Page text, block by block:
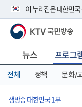
이 누리집은 대한민
공식 누리집 주소 확인
니다.
이밖에 or.kr 또는 .kr
서 도메인 주소를 확인
KTV 국민방송
뉴스 프로그
전체 정책 문화/
생방송 대한민국 1부